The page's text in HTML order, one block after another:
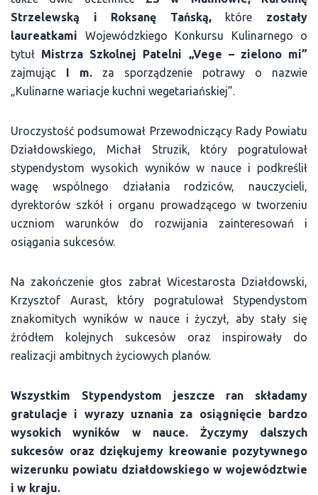
Strzelewską i Roksanę Tańską, które zostały
laureatkami Wojewódzkiego Konkursu Kulinarnego o
tytuł Mistrza Szkolnej Patelni „Vege – zielono mi”
zajmując I m. za sporządzenie potrawy o nazwie
„Kulinarne wariacje kuchni wegetariańskiej”.
Uroczystość podsumował Przewodniczący Rady Powiatu
Działdowskiego, Michał Struzik, który pogratulował
stypendystom wysokich wyników w nauce i podkreślił
wagę wspólnego działania rodziców, nauczycieli,
dyrektorów szkół i organu prowadzącego w tworzeniu
uczniom warunków do rozwijania zainteresowań i
osiągania sukcesów.
Na zakończenie głos zabrał Wicestarosta Działdowski,
Krzysztof Aurast, który pogratulował Stypendystom
znakomitych wyników w nauce i życzył, aby stały się
źródłem kolejnych sukcesów oraz inspirowały do
realizacji ambitnych życiowych planów.
Wszystkim Stypendystom jeszcze ran składamy
gratulacje i wyrazy uznania za osiągnięcie bardzo
wysokich wyników w nauce. Życzymy dalszych
sukcesów oraz dziękujemy kreowanie pozytywnego
wizerunku powiatu działdowskiego w województwie
i w kraju.